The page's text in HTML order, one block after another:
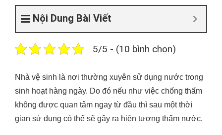
Nội Dung Bài Viết
5/5 - (10 bình chọn)
Nhà vệ sinh là nơi thường xuyên sử dụng nước trong
sinh hoạt hàng ngày. Do đó nếu như việc chống thấm
không được quan tâm ngay từ đầu thì sau một thời
gian sử dụng có thể sẽ gây ra hiện tượng thấm nước.